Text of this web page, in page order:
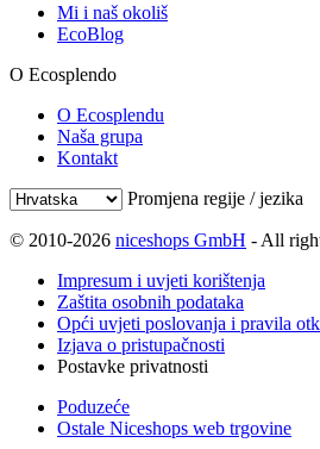
Mi i naš okoliš
EcoBlog
O Ecosplendo
O Ecosplendu
Naša grupa
Kontakt
Promjena regije / jezika
© 2010-2026 niceshops GmbH - All
Impresum i uvjeti korištenja
Zaštita osobnih podataka
Opći uvjeti poslovanja i pravila
Izjava o pristupačnosti
Postavke privatnosti
Poduzeće
Ostale Niceshops web trgovine